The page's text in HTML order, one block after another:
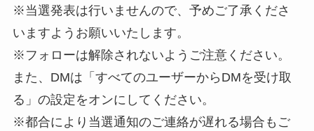
※当選発表は行いませんので、予めご了承くださ
いますようお願いいたします。
※フォローは解除されないようご注意ください。
また、DMは「すべてのユーザーからDMを受け取
る」の設定をオンにしてください。
※都合により当選通知のご連絡が遅れる場合もご